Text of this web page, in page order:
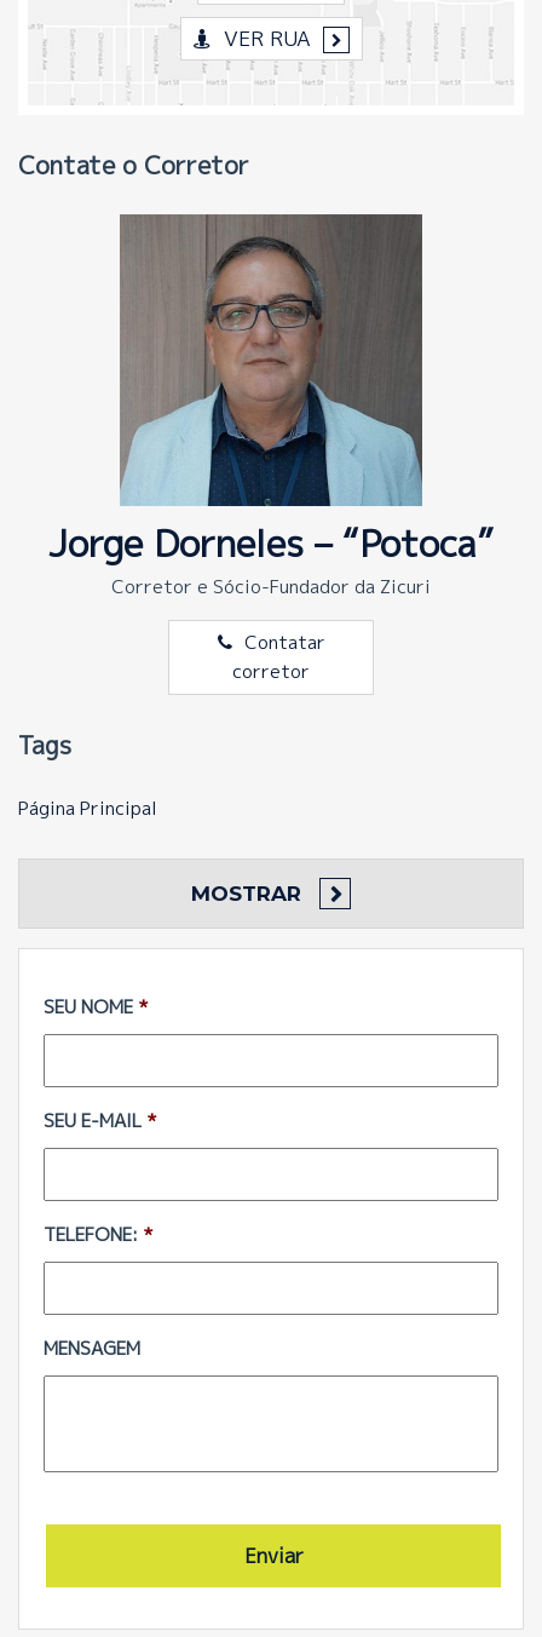
VER RUA
Contate o Corretor
Jorge Dorneles – “Potoca”
Corretor e Sócio-Fundador da Zicuri
Contatar
corretor
Tags
Página Principal
MOSTRAR
SEU NOME *
SEU E-MAIL *
TELEFONE: *
MENSAGEM